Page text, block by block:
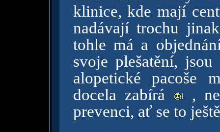
klinice, kde mají
nadávají trochu
tohle má a
svoje plešatění,
alopetické pacoše
docela zabírá
,
prevenci, ať se to